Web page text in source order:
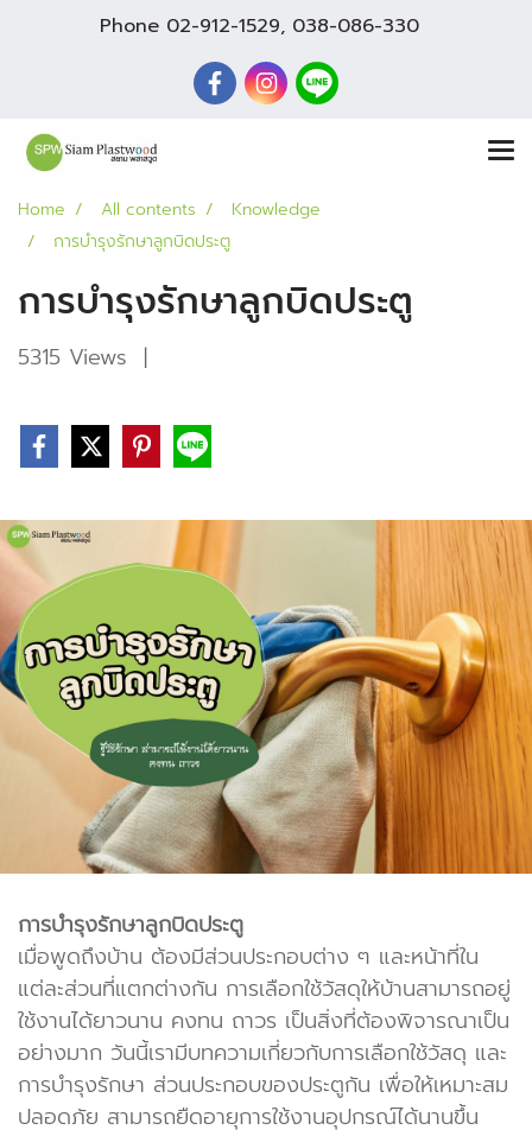
Phone 02-912-1529, 038-086-330
Home All contents
Knowledge
การบำรุงรักษาลูกบิดประตู
การบำรุงรักษาลูกบิดประตู
5315 Views |
การบำรุงรักษาลูกบิดประตู
เมื่อพูดถึงบ้าน ต้องมีส่วนประกอบต่าง ๆ และหน้าที่ใน
แต่ละส่วนที่แตกต่างกัน การเลือกใช้วัสดุให้บ้านสามารถอยู่
ใช้งานได้ยาวนาน คงทน ถาวร เป็นสิ่งที่ต้องพิจารณาเป็น
อย่างมาก วันนี้เรามีบทความเกี่ยวกับการเลือกใช้วัสดุ และ
การบำรุงรักษา ส่วนประกอบของประตูกัน เพื่อให้เหมาะสม
ปลอดภัย สามารถยืดอายุการใช้งานอุปกรณ์ได้นานขึ้น